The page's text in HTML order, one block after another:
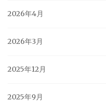
2026年4月
2026年3月
2025年12月
2025年9月